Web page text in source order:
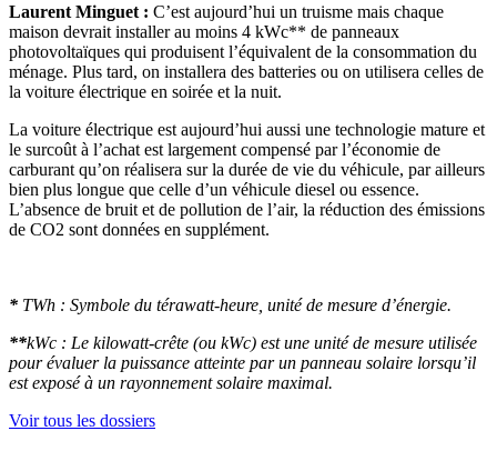
Laurent Minguet : C’est aujourd’hui un truisme mais chaque
maison devrait installer au moins 4 kWc** de panneaux
photovoltaïques qui produisent l’équivalent de la consommation du
ménage. Plus tard, on installera des batteries ou on utilisera celles de
la voiture électrique en soirée et la nuit.
La voiture électrique est aujourd’hui aussi une technologie mature et
le surcoût à l’achat est largement compensé par l’économie de
carburant qu’on réalisera sur la durée de vie du véhicule, par ailleurs
bien plus longue que celle d’un véhicule diesel ou essence.
L’absence de bruit et de pollution de l’air, la réduction des émissions
de CO2 sont données en supplément.
* TWh : Symbole du térawatt-heure, unité de mesure d’énergie.
**kWc : Le kilowatt-crête (ou kWc) est une unité de mesure utilisée
pour évaluer la puissance atteinte par un panneau solaire lorsqu’il
est exposé à un rayonnement solaire maximal.
Voir tous les dossiers